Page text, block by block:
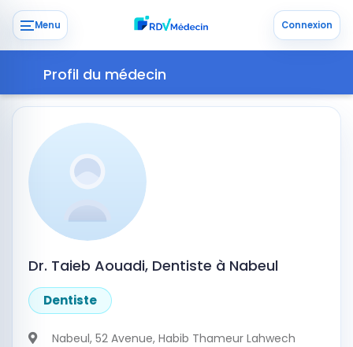
Menu Connexion
Profil du médecin
Dr. Taieb Aouadi, Dentiste à Nabeul
Dentiste
Nabeul, 52 Avenue, Habib Thameur Lahwech